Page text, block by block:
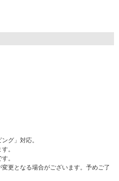
グ」対応。
。
。
更となる場合がございます。予めご了